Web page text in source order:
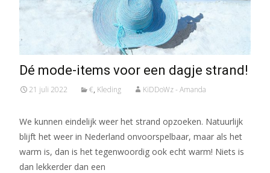
Dé mode-items voor een dagje strand!
21 juli 2022 €, Kleding KiDDoWz - Amanda
We kunnen eindelijk weer het strand opzoeken. Natuurlijk
blijft het weer in Nederland onvoorspelbaar, maar als het
warm is, dan is het tegenwoordig ook echt warm! Niets is
dan lekkerder dan een